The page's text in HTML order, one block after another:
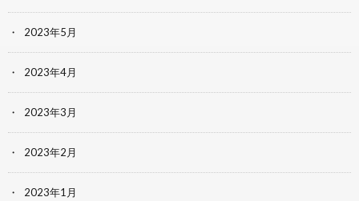
2023年5月
2023年4月
2023年3月
2023年2月
2023年1月